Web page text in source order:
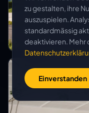
SWISS
Neubau EFH
zu gestalten, ihre
auszuspielen.
standardmässig
deaktivieren. Mehr
Einverstanden